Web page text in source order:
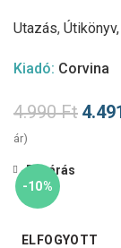
Utazás,
Kiadó: Corvina
4.990Ft
ár)
-10%
ELFOGYOTT
Bezárás